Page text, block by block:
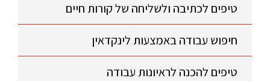
טיפים לכתיבה ולשליחה של קורות חיים
חיפוש עבודה באמצעות לינקדאין
טיפים להכנה לראיונות עבודה